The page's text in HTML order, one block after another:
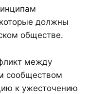
должны
обществе.
между
сообществом
к ужесточению